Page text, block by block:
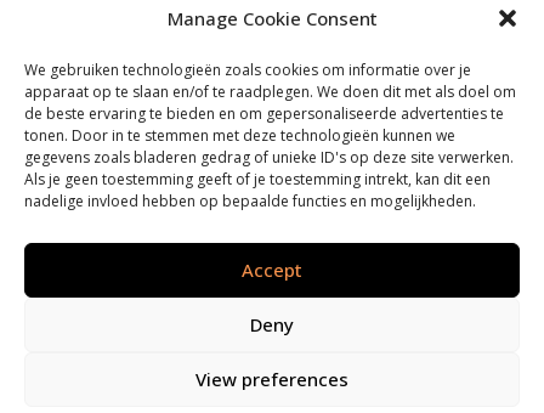
Manage Cookie Consent
We gebruiken technologieën zoals cookies om informatie over je
apparaat op te slaan en/of te raadplegen. We doen dit met als doel om
de beste ervaring te bieden en om gepersonaliseerde advertenties te
tonen. Door in te stemmen met deze technologieën kunnen we
gegevens zoals bladeren gedrag of unieke ID's op deze site verwerken.
Als je geen toestemming geeft of je toestemming intrekt, kan dit een
nadelige invloed hebben op bepaalde functies en mogelijkheden.
Accept
Deny
View preferences
Algemene voorwaarden
Cookie policy
Disclaimer
Privacy policy
Lexrent B.V. | Alle rechten voorbehouden